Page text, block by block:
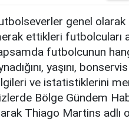
genel
ettikleri futbolcuları
futbolcunun
yaşını,
ve istatistiklerini
Bölge Gündem
Thiago Martins adlı